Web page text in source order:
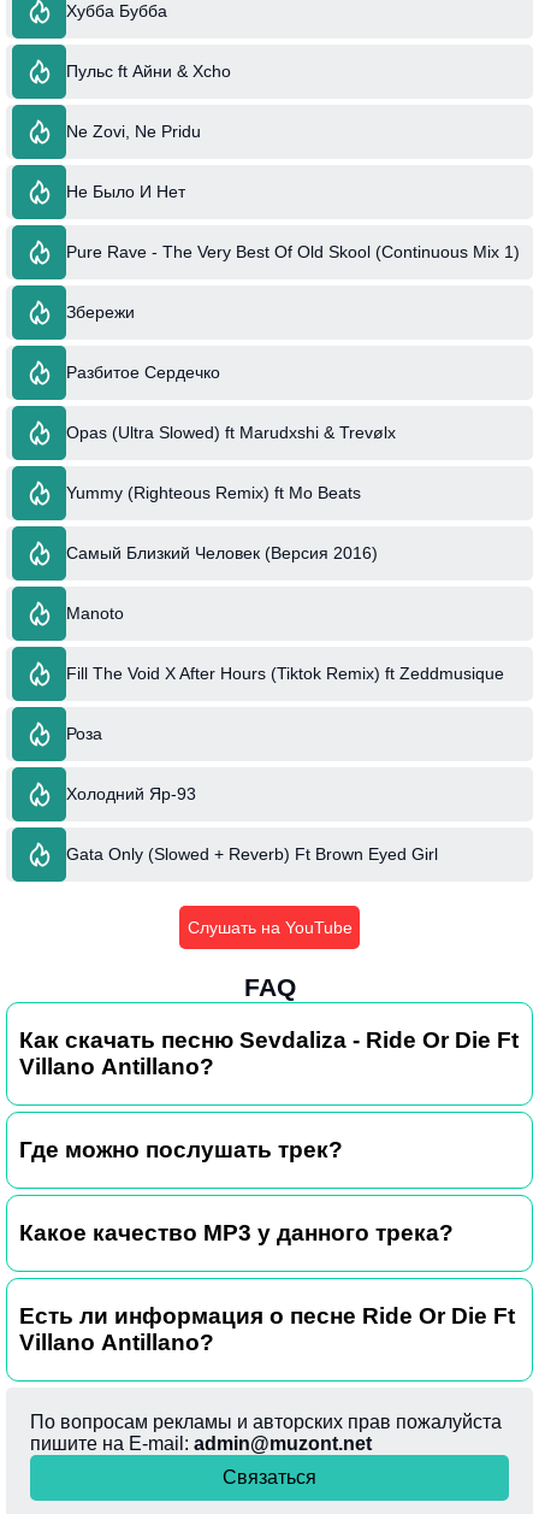
Хубба Бубба
Пульс ft Айни & Xcho
Ne Zovi, Ne Pridu
Не Было И Нет
Pure Rave - The Very Best Of Old Skool (Continuous Mix 1)
Збережи
Разбитое Сердечко
Opas (Ultra Slowed) ft Marudxshi & Trevølx
Yummy (Righteous Remix) ft Mo Beats
Самый Близкий Человек (Версия 2016)
Manoto
Fill The Void X After Hours (Tiktok Remix) ft Zeddmusique
Роза
Холодний Яр-93
Gata Only (Slowed + Reverb) Ft Brown Eyed Girl
Слушать на YouTube
FAQ
Как скачать песню Sevdaliza - Ride Or Die Ft
Villano Antillano?
Где можно послушать трек?
Какое качество MP3 у данного трека?
Есть ли информация о песне Ride Or Die Ft
Villano Antillano?
По вопросам рекламы и авторских прав пожалуйста
пишите на E-mail: admin@muzont.net
Связаться